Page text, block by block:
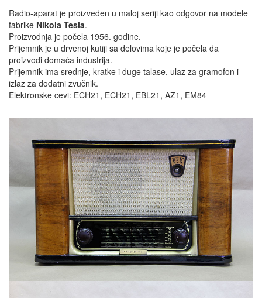
Radio-aparat je proizveden u maloj seriji kao odgovor na modele
fabrike Nikola Tesla.
Proizvodnja je počela 1956. godine.
Prijemnik je u drvenoj kutiji sa delovima koje je počela da
proizvodi domaća industrija.
Prijemnik ima srednje, kratke i duge talase, ulaz za gramofon i
izlaz za dodatni zvučnik.
Elektronske cevi: ECH21, ECH21, EBL21, AZ1, EM84